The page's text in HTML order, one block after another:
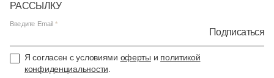
РАССЫЛКУ
Введите Email
Подписаться
Я согласен с условиями оферты и политикой
конфиденциальности